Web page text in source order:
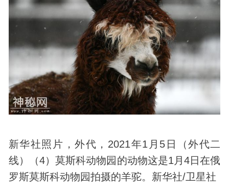
新华社照片，外代，2021年1月5日（外代二
线）（4）莫斯科动物园的动物这是1月4日在俄
罗斯莫斯科动物园拍摄的羊驼。新华社/卫星社